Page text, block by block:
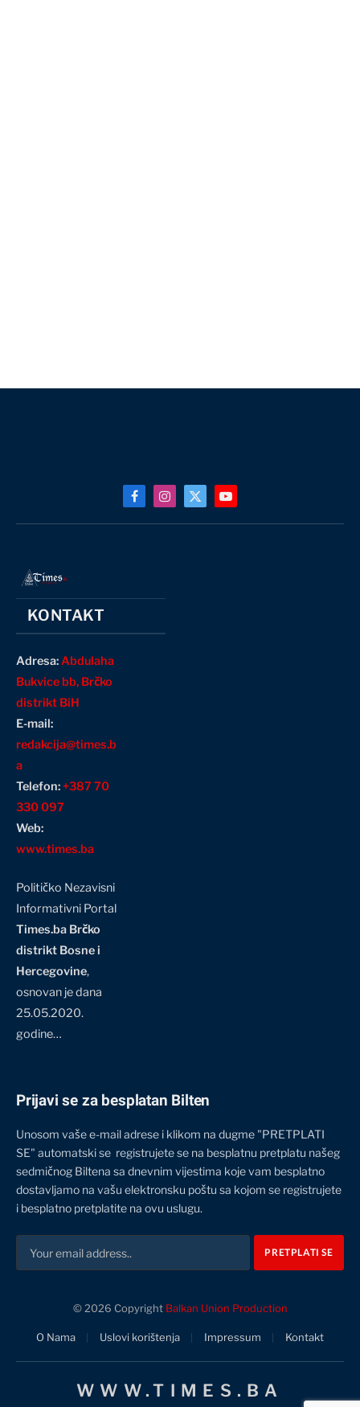
FacebookInstagram
X
(Twitter)
YouTube
KONTAKT
Adresa:Abdulaha
Bukvice bb, Brčko
distrikt BiH
E-mail:
redakcija@times.b
a
Telefon:+387 70
330 097
Web:
www.times.ba
Političko Nezavisni
Informativni Portal
Times.ba Brčko
distrikt Bosne i
Hercegovine,
osnovan je dana
25.05.2020.
godine…
Prijavi se za besplatan Bilten
Unosom vaše e-mail adrese i klikom na dugme "PRETPLATI
SE" automatski se registrujete se na besplatnu pretplatu našeg
sedmičnog Biltena sa dnevnim vijestima koje vam besplatno
dostavljamo na vašu elektronsku poštu sa kojom se registrujete
i besplatno pretplatite na ovu uslugu.
© 2026 Copyright Balkan Union Production
O Nama Uslovi korištenja Impressum Kontakt
WWW.TIMES.BA